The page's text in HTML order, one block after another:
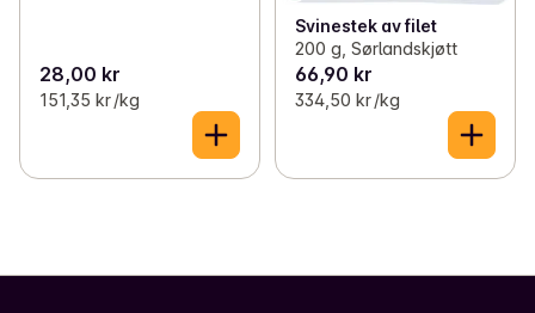
28,00 kr
151,35 kr /kg
Svinestek av filet
200 g, Sørlandskjøtt
66,90 kr
334,50 kr /kg